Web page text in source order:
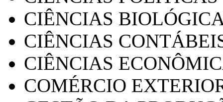
CIÊNCIAS
CIÊNCIAS
CIÊNCIAS
COMÉRCIO